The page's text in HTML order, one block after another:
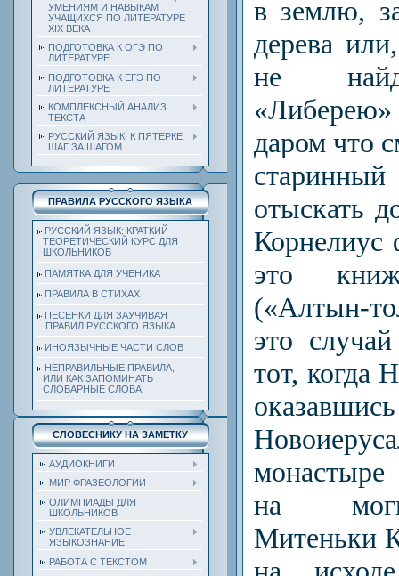
УМЕНИЯМ И НАВЫКАМ
УЧАЩИХСЯ ПО ЛИТЕРАТУРЕ
ХIХ ВЕКА
ПОДГОТОВКА К ОГЭ ПО
ЛИТЕРАТУРЕ
ПОДГОТОВКА К ЕГЭ ПО
ЛИТЕРАТУРЕ
КОМПЛЕКСНЫЙ АНАЛИЗ
ТЕКСТА
РУССКИЙ ЯЗЫК. К ПЯТЕРКЕ
ШАГ ЗА ШАГОМ
ПРАВИЛА РУССКОГО ЯЗЫКА
РУССКИЙ ЯЗЫК: КРАТКИЙ
ТЕОРЕТИЧЕСКИЙ КУРС ДЛЯ
ШКОЛЬНИКОВ
ПАМЯТКА ДЛЯ УЧЕНИКА
ПРАВИЛА В СТИХАХ
ПЕСЕНКИ ДЛЯ ЗАУЧИВАЯ
ПРАВИЛ РУССКОГО ЯЗЫКА
ИНОЯЗЫЧНЫЕ ЧАСТИ СЛОВ
НЕПРАВИЛЬНЫЕ ПРАВИЛА,
ИЛИ КАК ЗАПОМИНАТЬ
СЛОВАРНЫЕ СЛОВА
СЛОВЕСНИКУ НА ЗАМЕТКУ
АУДИОКНИГИ
МИР ФРАЗЕОЛОГИИ
ОЛИМПИАДЫ ДЛЯ
ШКОЛЬНИКОВ
УВЛЕКАТЕЛЬНОЕ
ЯЗЫКОЗНАНИЕ
РАБОТА С ТЕКСТОМ
в землю,
дерева
не
даром что
отыскать
Корнелиус
это
(«Алтын-
это
тот, когда
на
Митеньки